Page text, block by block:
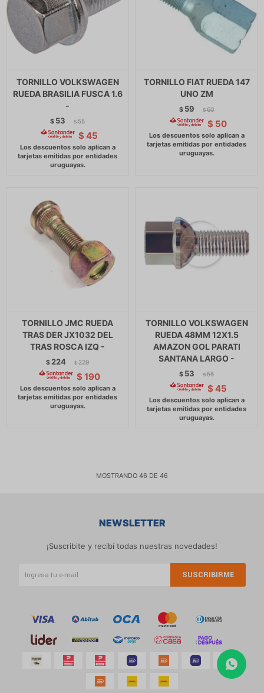
TORNILLO VOLKSWAGEN
RUEDA BRASILIA FUSCA 1.6
-
$ 53 $ 55
$ 45
TORNILLO FIAT RUEDA 147
UNO ZM
$ 59 $ 60
$ 50
TORNILLO JMC RUEDA
TRAS DER JX1032 DEL
TRAS ROSCA IZQ -
$ 224 $ 229
$ 190
TORNILLO VOLKSWAGEN
RUEDA 48MM 12X1.5
AMAZON GOL PARATI
SANTANA LARGO -
$ 53 $ 55
$ 45
MOSTRANDO 46 DE 46
NEWSLETTER
¡Suscribite y recibí todas nuestras novedades!
SUSCRIBIRME